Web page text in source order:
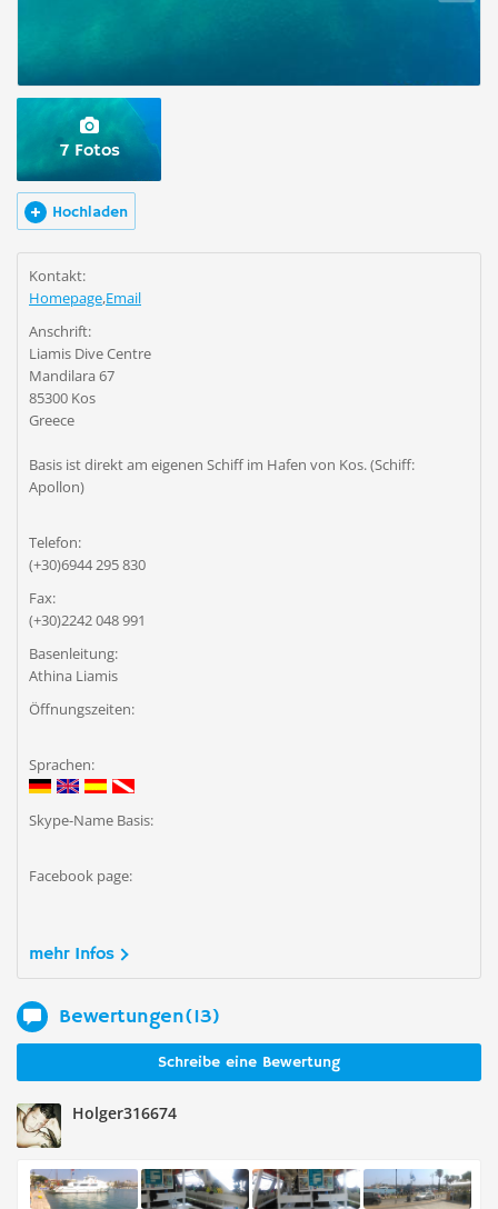
7 Fotos
Hochladen
Kontakt:
Homepage,Email
Anschrift:
Liamis Dive Centre
Mandilara 67
85300 Kos
Greece
Basis ist direkt am eigenen Schiff im Hafen von Kos. (Schiff:
Apollon)
Telefon:
(+30)6944 295 830
Fax:
(+30)2242 048 991
Basenleitung:
Athina Liamis
Öffnungszeiten:
Sprachen:
Skype-Name Basis:
Facebook page:
mehr Infos
Bewertungen(13)
Schreibe eine Bewertung
Holger316674